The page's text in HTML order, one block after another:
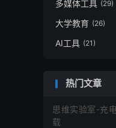
多媒体工具 (29)
大学教育 (26)
AI工具 (21)
热门文章
思维实验室-充
载